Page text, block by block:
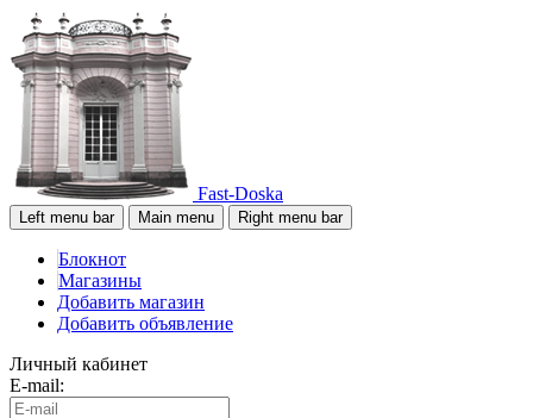
Fast-Doska
Left menu bar Main menu Right menu bar
Блокнот
Магазины
Добавить магазин
Добавить объявление
Личный кабинет
E-mail: